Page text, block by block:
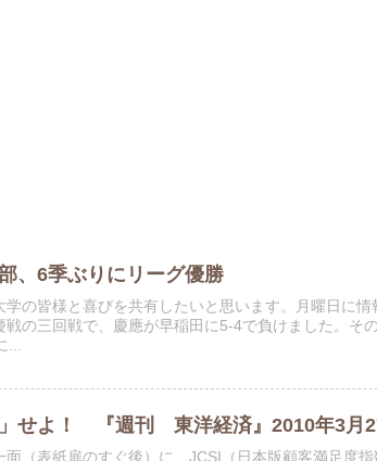
、6季ぶりにリーグ優勝
の皆様と喜びを共有したいと思います。月曜日に
の三回戦で、慶應が早稲田に5-4で負けました。そ
」せよ！ 『週刊 東洋経済』2010年3
（表紙扉のすぐ後）に、JCSI（日本版顧客満足度